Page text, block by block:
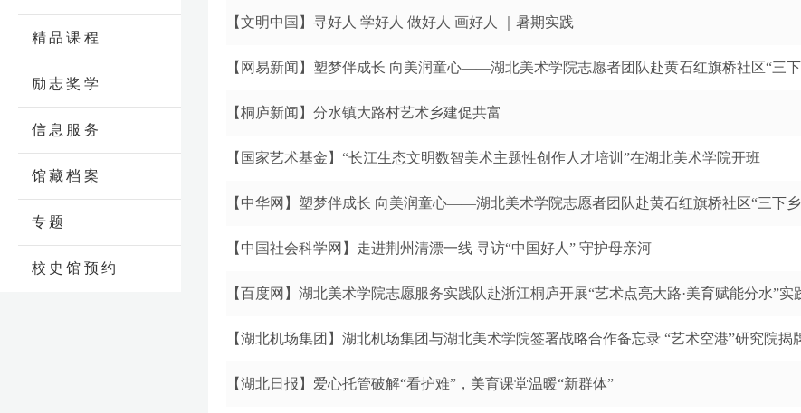
精品课程
励志奖学
信息服务
馆藏档案
专题
校史馆预约
【文明中国】寻好人 学好人 做好人 画好人 ｜暑期实践
【网易新闻】塑梦伴成长 向美润童心——湖北美术学院志愿者团队赴黄石红旗桥社区“三
【桐庐新闻】分水镇大路村艺术乡建促共富
【国家艺术基金】“长江生态文明数智美术主题性创作人才培训”在湖北美术学院开班
【中华网】塑梦伴成长 向美润童心——湖北美术学院志愿者团队赴黄石红旗桥社区“三下
【中国社会科学网】走进荆州清漂一线 寻访“中国好人” 守护母亲河
【百度网】湖北美术学院志愿服务实践队赴浙江桐庐开展“艺术点亮大路·美育赋能分水”实
【湖北机场集团】湖北机场集团与湖北美术学院签署战略合作备忘录 “艺术空港”研究院揭
【湖北日报】爱心托管破解“看护难”，美育课堂温暖“新群体”